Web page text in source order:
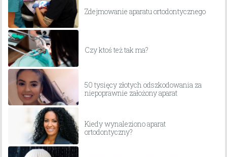
Zdejmowanie aparatu ortodontycznego
Czy ktoś też tak ma?
50 tysięcy złotych odszkodowania za
niepoprawnie założony aparat
Kiedy wynaleziono aparat
ortodontyczny?